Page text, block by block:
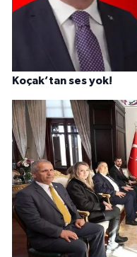
Koçak’tan ses yok!